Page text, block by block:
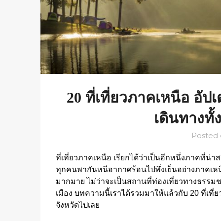
20 ที่เที่ยวภาคเหนือ อัป
เดินทางทั้
Posted
ที่เที่ยวภาคเหนือ เรียกได้ว่าเป็นอีกหนึ่งภาคที่น่
ทุกคนพากันหนีอากาศร้อนไปพึ่งเย็นอย่างภาคเ
มากมาย ไม่ว่าจะเป็นสถานที่ท่องเที่ยวทางธรร
เมือง บทความนี้เราได้รวมมาให้แล้วกับ 20 ที่เที่
จังหวัดไปเลย